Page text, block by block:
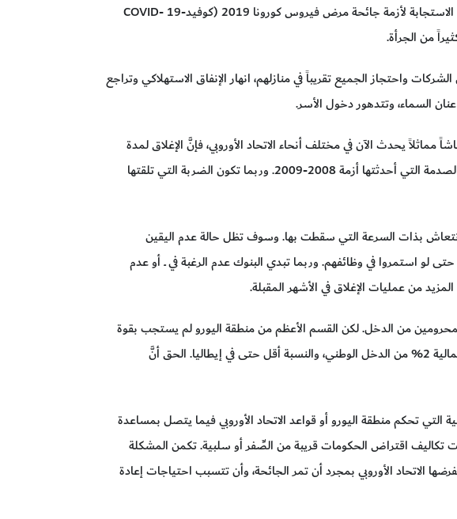
في الاستجابة لأزمة جائحة مرض فيروس كورونا 2019 (كوفيد-19 COVID-
واحتجاز الجميع تقريباً في منازلهم، انهار الإنفاق الاستهلاكي وتراجع
السماء، وتتدهور دخول الأسر.
يحدث الآن في مختلف أنحاء الاتحاد الأوروبي، فإنَّ الإغلاق لمدة
ثلاثة أشهر من شأنه أن يؤدي إلى انخفاض الناتج السنوي بنحو 8% ــ وهذه صدمة أكبر كثيراً من الصدمة التي أحدثتها أزمة 2008-2009. وربما تكون الضربة التي تلقتها
بذات السرعة التي سقطت بها. وسوف تظل حالة عدم اليقين
لو استمروا في وظائفهم. وربما تبدي البنوك عدم الرغبة في ــ أو عدم
من عمليات الإغلاق في الأشهر المقبلة.
من الدخل. لكن القسم الأعظم من منطقة اليورو لم يستجب بقوة
كما فعلت اليابان، والمملكة المتحدة، والولايات المتحدة. ففي فرنسا وإسبانيا، لا تتجاوز الدفـعة المالية 2% من الدخل الوطني، والنسبة أقل حتى في إيطاليا. الحق أنَّ
التي تحكم منطقة اليورو أو قواعد الاتحاد الأوروبي فيما يتصل بمساعدة
تكاليف اقتراض الحكومات قريبة من الصِّفر أو سلبية. تكمن المشكلة
الاتحاد الأوروبي بمجرد أن تمر الجائحة، وأن تتسبب احتياجات إعادة